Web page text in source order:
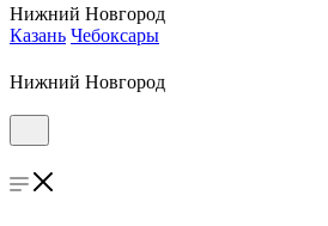
Нижний Новгород
Казань Чебоксары
Нижний Новгород